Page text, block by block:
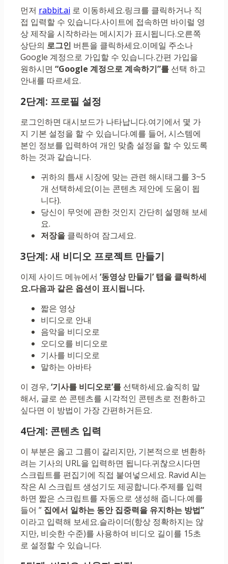
먼저 rabbit.ai 로 이동하세요.링크를 클릭하거나 직
접 입력할 수 있습니다.사이트에 접속하면 바이럴 영
상 제작을 시작하라는 메시지가 표시됩니다.오른쪽
상단의 로그인 버튼을 클릭하세요.이메일 주소나
Google 계정으로 가입할 수 있습니다.간편 가입을
원하시면 “Google 계정으로 계속하기”를 선택 하고
안내를 따르세요.
2단계: 프로필 설정
로그인하면 대시보드가 ​​나타납니다.여기에서 몇 가
지 기본 설정을 할 수 있습니다.예를 들어, 시스템에
본인 정보를 입력하여 개인 맞춤 설정을 할 수 있도록
하는 것과 같습니다.
귀하의 틈새 시장에 맞는 관련 해시태그를 3~5
개 선택하세요(이는 콘텐츠 제안에 도움이 됩
니다).
당신이 무엇에 관한 것인지 간단히 설명해 보세
요.
저장을 클릭하여 잠그세요.
3단계: 새 비디오 프로젝트 만들기
이제 사이드 메뉴에서 ‘동영상 만들기’ 탭을 클릭하세
요.다음과 같은 옵션이 표시됩니다.
짧은 영상
비디오로 안내
음악을 비디오로
오디오를 비디오로
기사를 비디오로
말하는 아바타
이 경우, ‘기사를 비디오로’를 선택하세요.솔직히 말
해서, 글로 쓴 콘텐츠를 시각적인 콘텐츠로 전환하고
싶다면 이 방법이 가장 간편하거든요.
4단계: 콘텐츠 입력
이 부분은 옳고 그름이 갈리지만, 기본적으로 변환하
려는 기사의 URL을 입력하면 됩니다.귀찮으시다면
스크립트를 편집기에 직접 붙여넣으세요. Ravid AI는
작은 AI 스크립트 생성기도 제공합니다.주제를 입력
하면 짧은 스크립트를 자동으로 생성해 줍니다.예를
들어 ” 집에서 일하는 동안 집중력을 유지하는 방법”
이라고 입력해 보세요.슬라이더(항상 정확하지는 않
지만, 비슷한 수준)를 사용하여 비디오 길이를 15초
로 설정할 수 있습니다.